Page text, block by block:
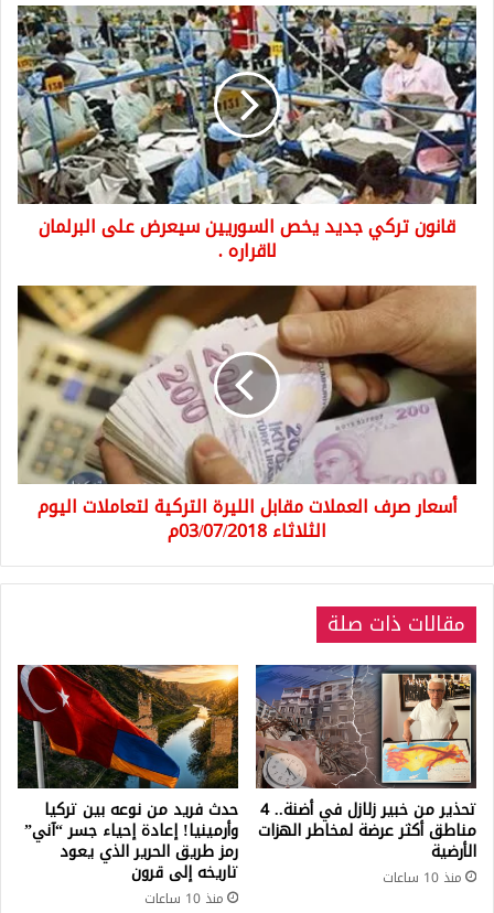
قانون
تركي
جديد
يخص
السوريين
سيعرض
على
البرلمان
لاقراره
قانون تركي جديد يخص السوريين سيعرض على البرلمان
لاقراره .
صرف
العملات
مقابل
الليرة
التركية
لتعاملات
اليوم
الثلاثاء
03/07/2018م
أسعار صرف العملات مقابل الليرة التركية لتعاملات اليوم
الثلاثاء 03/07/2018م
مقالات ذات صلة
تحذير من خبير زلازل في أضنة.. 4
مناطق أكثر عرضة لمخاطر الهزات
الأرضية
منذ 10 ساعات
حدث فريد من نوعه بين تركيا
وأرمينيا! إعادة إحياء جسر “آني”
رمز طريق الحرير الذي يعود
تاريخه إلى قرون
منذ 10 ساعات